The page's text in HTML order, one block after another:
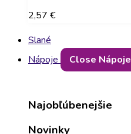
2,57 €
Slané
Nápoje
Close Nápoje
Najobľúbenejšie
Novinky